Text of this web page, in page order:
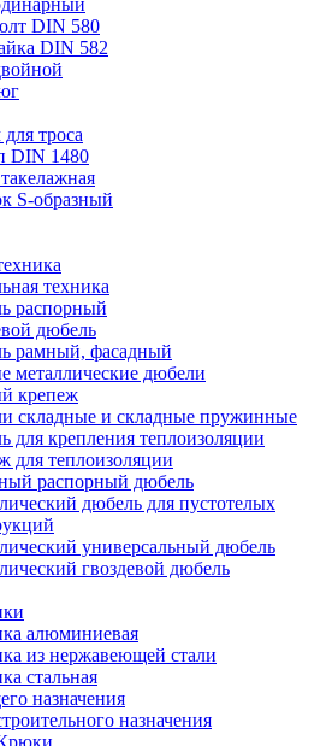
DIN 580
DIN 582
троса
DIN 1480
S-образный
техника
распорный
дюбель
рамный, фасадный
металлические дюбели
крепеж
складные и складные пружинные
для крепления теплоизоляции
для теплоизоляции
распорный дюбель
дюбель для пустотелых
универсальный дюбель
гвоздевой дюбель
алюминиевая
из нержавеющей стали
стальная
назначения
назначения